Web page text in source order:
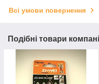
Всі умови повернення
Подібні товари